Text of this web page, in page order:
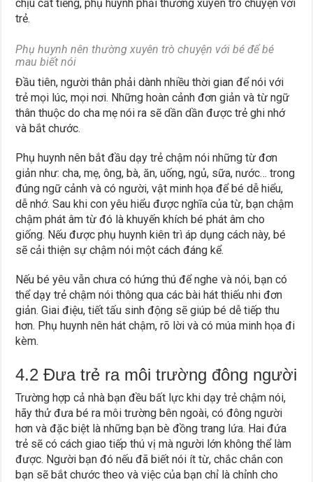
chịu cất tiếng, phụ huynh phải thường xuyên trò chuyện với
trẻ.
Phụ huynh nên thường xuyên trò chuyện với bé để bé
mau biết nói
Đầu tiên, người thân phải dành nhiều thời gian để nói với
trẻ mọi lúc, mọi nơi. Những hoàn cảnh đơn giản và từ ngữ
thân thuộc do cha mẹ nói ra sẽ dần dần được trẻ ghi nhớ
và bắt chước.
Phụ huynh nên bắt đầu dạy trẻ chậm nói những từ đơn
giản như: cha, mẹ, ông, bà, ăn, uống, ngủ, sữa, nước… trong
đúng ngữ cảnh và có người, vật minh họa để bé dễ hiểu,
dễ nhớ. Sau khi con yêu hiểu được nghĩa của từ, bạn chậm
chậm phát âm từ đó là khuyến khích bé phát âm cho
giống. Nếu được phụ huynh kiên trì áp dụng cách này, bé
sẽ cải thiện sự chậm nói một cách đáng kể.
Nếu bé yêu vẫn chưa có hứng thú để nghe và nói, bạn có
thể dạy trẻ chậm nói thông qua các bài hát thiếu nhi đơn
giản. Giai điệu, tiết tấu sinh động sẽ giúp bé dễ tiếp thu
hơn. Phụ huynh nên hát chậm, rõ lời và có múa minh họa đi
kèm.
4.2 Đưa trẻ ra môi trường đông người
Trường hợp cả nhà bạn đều bất lực khi dạy trẻ chậm nói,
hãy thử đưa bé ra môi trường bên ngoài, có đông người
hơn và đặc biệt là những bạn bè đồng trang lứa. Hai đứa
trẻ sẽ có cách giao tiếp thú vị mà người lớn không thể làm
được. Người bạn đó nếu đã biết nói ít từ, chắc chắn con
bạn sẽ bắt chước theo và việc của bạn chỉ là chỉnh cho